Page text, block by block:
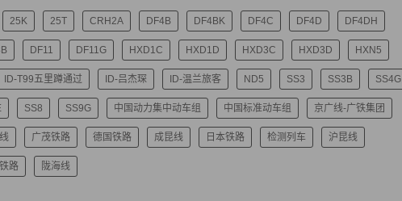
25K 25T CRH2A DF4B DF4BK DF4C DF4D DF4DH
DF11 DF11G HXD1C HXD1D HXD3C HXD3D HXN5
ID-T99五里蹲通过 ID-吕杰琛 ID-温兰旅客 ND5 SS3 SS3B SS4G
SS8 SS9G 中国动力集中动车组 中国标准动车组 京广线-广铁集团
广茂铁路 德国铁路 成昆线 日本铁路 检测列车 沪昆线
路 陇海线